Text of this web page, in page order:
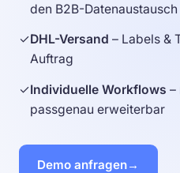
den B2B-Datenaustausch
✓DHL-Versand – Labels &
Auftrag
✓Individuelle Workflows –
passgenau erweiterbar
Demo anfragen